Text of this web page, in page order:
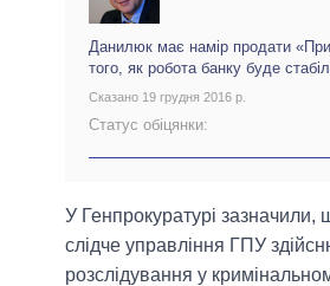
Данилюк має намір продати
того, як робота банку буде
Сказано 19 грудня 2016 р.
Статус обіцянки:
У Генпрокуратурі зазначили,
слідче управління ГПУ
розслідування у